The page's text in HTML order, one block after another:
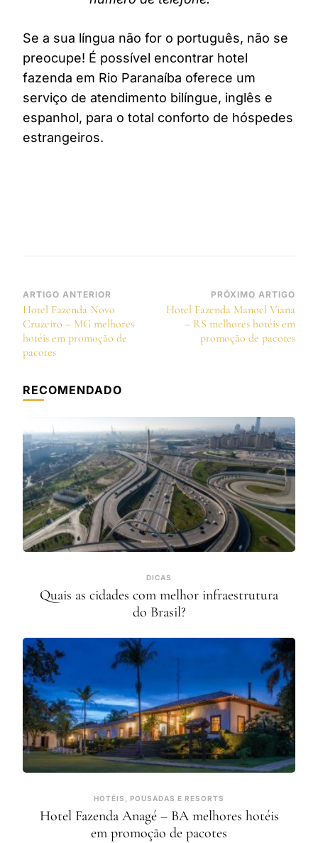
Se a sua língua não for o português, não se
preocupe! É possível encontrar hotel
fazenda em Rio Paranaíba oferece um
serviço de atendimento bilíngue, inglês e
espanhol, para o total conforto de hóspedes
estrangeiros.
Navegação
de
post
ARTIGO ANTERIOR
Hotel Fazenda Novo
Cruzeiro – MG melhores
hotéis em promoção de
pacotes
PRÓXIMO ARTIGO
Hotel Fazenda Manoel Viana
– RS melhores hotéis em
promoção de pacotes
RECOMENDADO
DICAS
Quais as cidades com melhor infraestrutura
do Brasil?
HOTÉIS, POUSADAS E RESORTS
Hotel Fazenda Anagé – BA melhores hotéis
em promoção de pacotes